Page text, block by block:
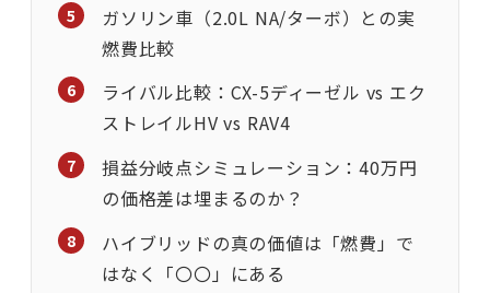
ガソリン車（2.0L NA/ターボ）との実
燃費比較
ライバル比較：CX-5ディーゼル vs エク
ストレイルHV vs RAV4
損益分岐点シミュレーション：40万円
の価格差は埋まるのか？
ハイブリッドの真の価値は「燃費」で
はなく「〇〇」にある